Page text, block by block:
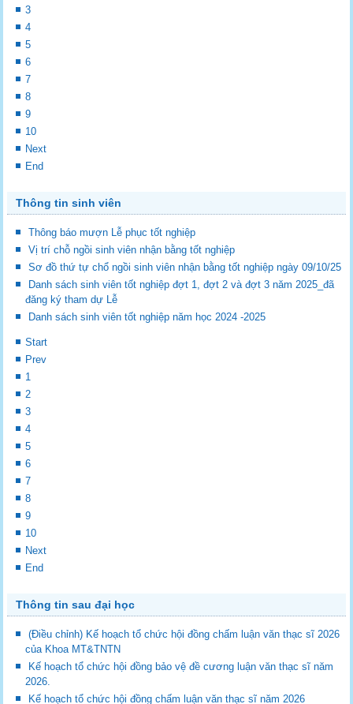
3
4
5
6
7
8
9
10
Next
End
Thông tin sinh viên
Thông báo mượn Lễ phục tốt nghiệp
Vị trí chỗ ngồi sinh viên nhận bằng tốt nghiệp
Sơ đồ thứ tự chổ ngồi sinh viên nhận bằng tốt nghiệp ngày 09/10/25
Danh sách sinh viên tốt nghiệp đợt 1, đợt 2 và đợt 3 năm 2025_đã
đăng ký tham dự Lễ
Danh sách sinh viên tốt nghiệp năm học 2024 -2025
Start
Prev
1
2
3
4
5
6
7
8
9
10
Next
End
Thông tin sau đại học
(Điều chỉnh) Kế hoạch tổ chức hội đồng chấm luận văn thạc sĩ 2026
của Khoa MT&TNTN
Kế hoạch tổ chức hội đồng bảo vệ đề cương luận văn thạc sĩ năm
2026.
Kế hoạch tổ chức hội đồng chấm luận văn thạc sĩ năm 2026